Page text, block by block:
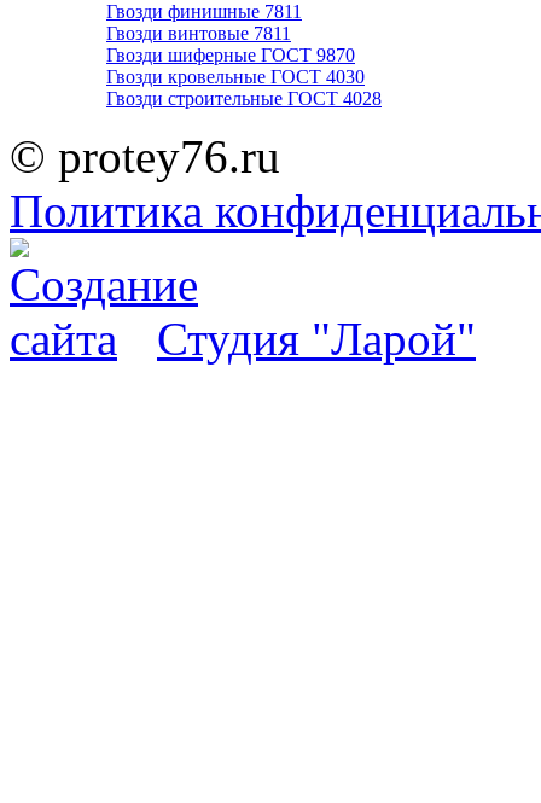
Гвозди финишные 7811
Гвозди винтовые 7811
Гвозди шиферные ГОСТ 9870
Гвозди кровельные ГОСТ 4030
Гвозди строительные ГОСТ 4028
© protey76.ru
Политика
Студия "Ларой"